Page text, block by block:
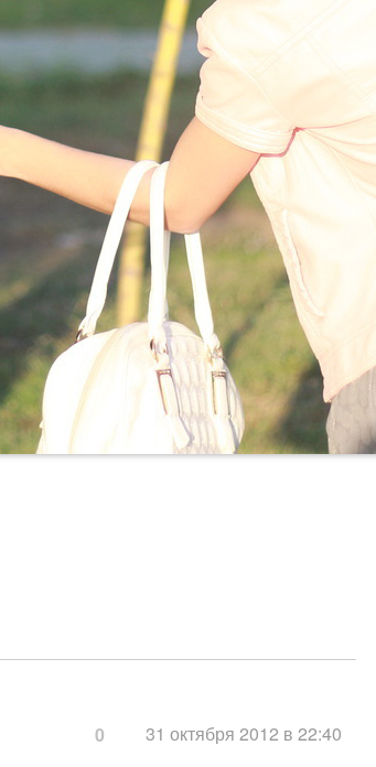
31 октября 2012 в 22:40
0